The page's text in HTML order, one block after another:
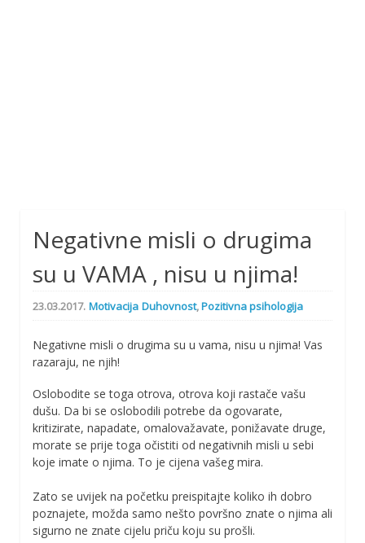
Negativne misli o drugima
su u VAMA , nisu u njima!
23.03.2017. Motivacija Duhovnost,Pozitivna psihologija
Negativne misli o drugima su u vama, nisu u njima! Vas
razaraju, ne njih!
Oslobodite se toga otrova, otrova koji rastače vašu
dušu. Da bi se oslobodili potrebe da ogovarate,
kritizirate, napadate, omalovažavate, ponižavate druge,
morate se prije toga očistiti od negativnih misli u sebi
koje imate o njima. To je cijena vašeg mira.
Zato se uvijek na početku preispitajte koliko ih dobro
poznajete, možda samo nešto površno znate o njima ali
sigurno ne znate cijelu priču koju su prošli.